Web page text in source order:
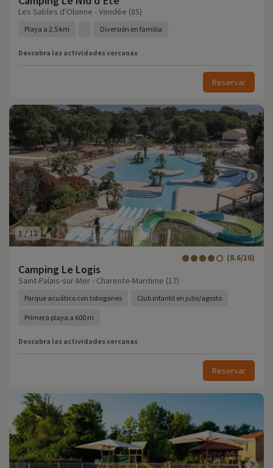
Les Sables d'Olonne - Vendée (85)
Playa a 2,5 km Diversión en familia
Descubra las actividades cercanas
Reservar
1 /12
Camping Le Logis
(8.6/10)
Saint-Palais-sur-Mer - Charente-Maritime (17)
Parque acuático con toboganes Club infantil en julio/agosto
Primera playa a 600 m
Descubra las actividades cercanas
Reservar